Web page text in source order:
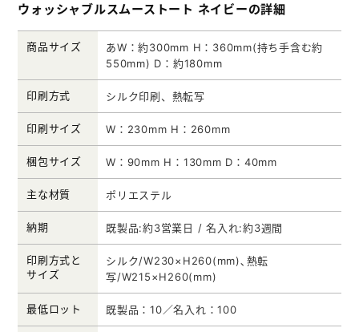
扇子本舗
ノベルティグッズ本舗
ウォッシャブルスムーストート ネイビーの詳細
商品サイズ
あW：約300mm H：360mm(持ち手含む約
550mm) D：約180mm
印刷方式 シルク印刷、熱転写
印刷サイズ W：230mm H：260mm
梱包サイズ W：90mm H：130mm D：40mm
主な材質 ポリエステル
納期 既製品:約3営業日 / 名入れ:約3週間
印刷方式と
サイズ
シルク/W230×H260(mm)､熱転
写/W215×H260(mm)
最低ロット 既製品：10／名入れ：100